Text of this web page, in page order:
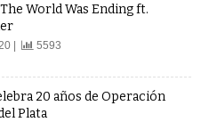
World Was Ending ft.
| 5593
20 años de Operación
Plata